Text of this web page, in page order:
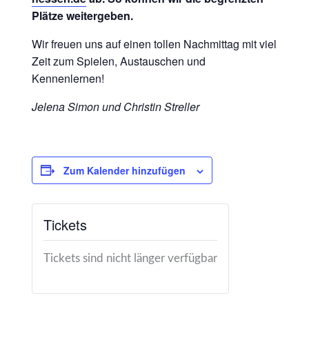
Plätze weitergeben.
Wir freuen uns auf einen tollen Nachmittag mit viel
Zeit zum Spielen, Austauschen und
Kennenlernen!
Jelena Simon und Christin Streller
Zum Kalender hinzufügen
Tickets
Tickets sind nicht länger verfügbar